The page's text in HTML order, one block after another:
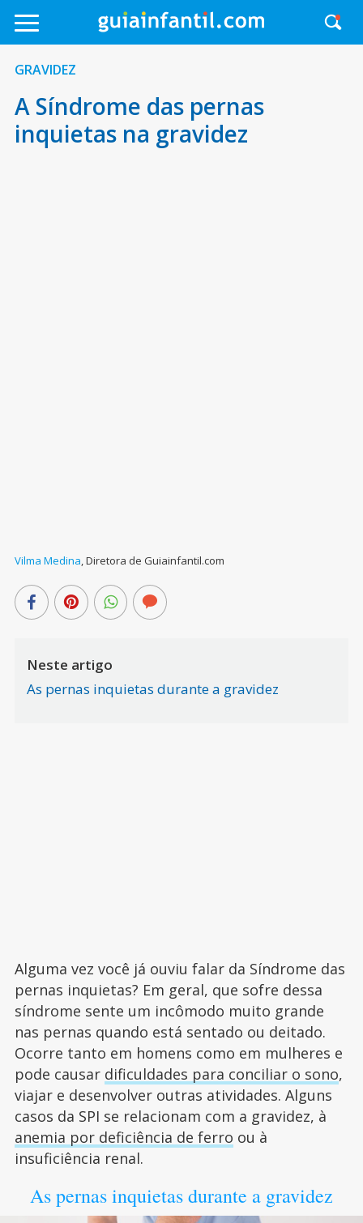
GRAVIDEZ
A Síndrome das pernas
inquietas na gravidez
Vilma Medina,Diretora de Guiainfantil.com
Neste artigo
As pernas inquietas durante a gravidez
Alguma vez você já ouviu falar da Síndrome das
pernas inquietas? Em geral, que sofre dessa
síndrome sente um incômodo muito grande
nas pernas quando está sentado ou deitado.
Ocorre tanto em homens como em mulheres e
pode causar dificuldades para conciliar o sono,
viajar e desenvolver outras atividades. Alguns
casos da SPI se relacionam com a gravidez, à
anemia por deficiência de ferro ou à
insuficiência renal.
As pernas inquietas durante a gravidez